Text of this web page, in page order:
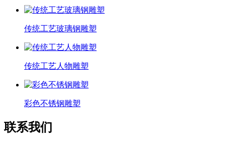
传统工艺玻璃钢雕塑
传统工艺人物雕塑
彩色不锈钢雕塑
联系我们